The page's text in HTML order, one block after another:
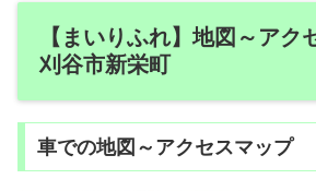
【まいりふれ】地図～ア
刈谷市新栄町
車での地図～アクセスマップ